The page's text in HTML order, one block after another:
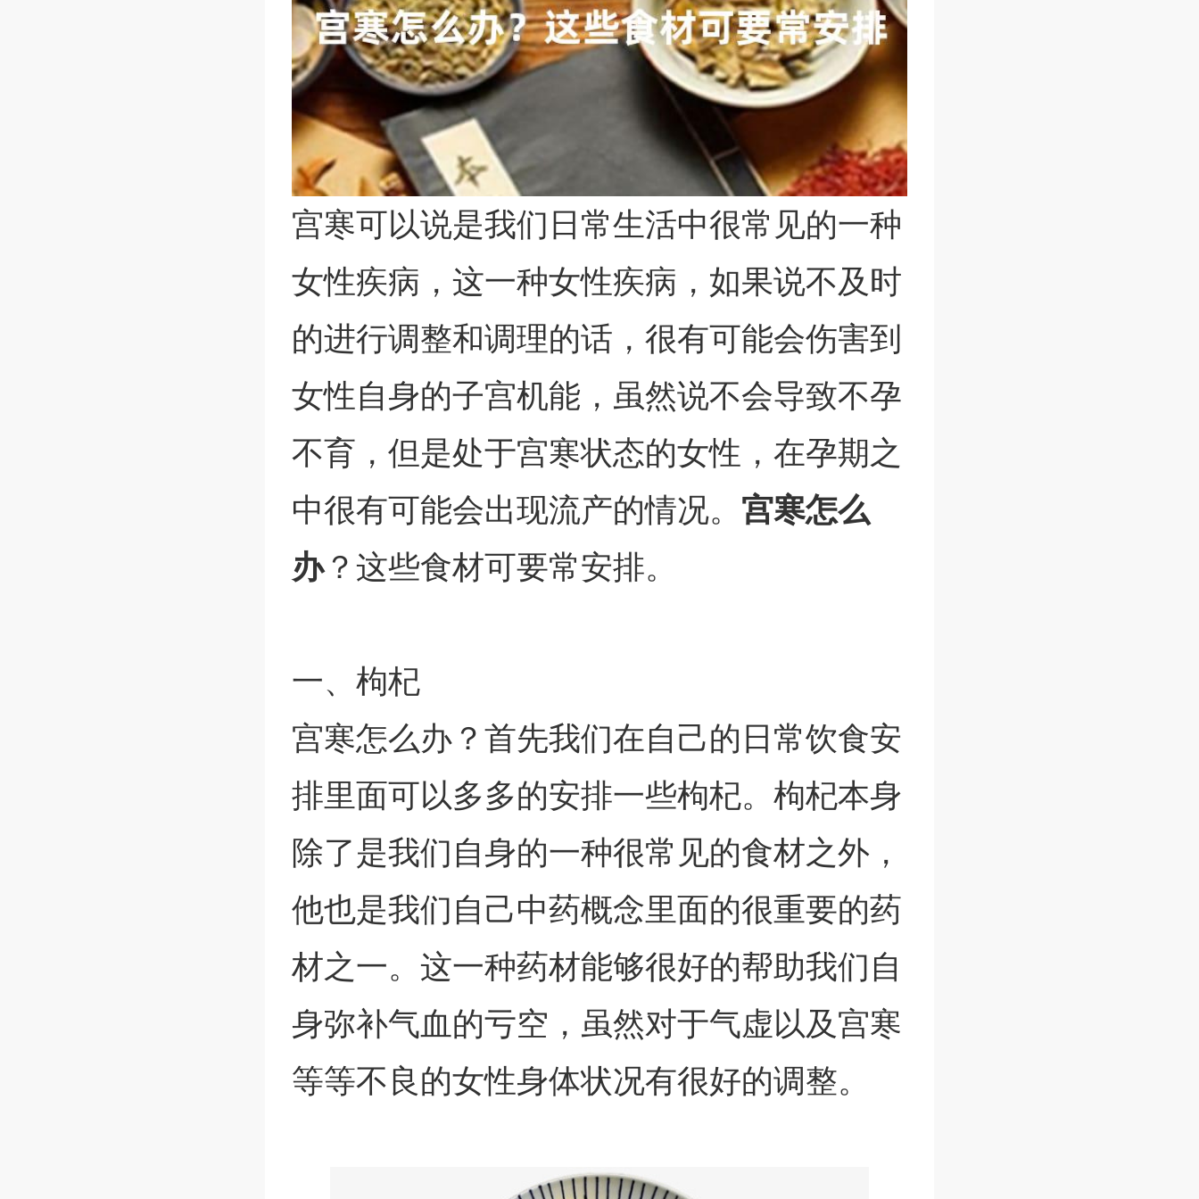
宫寒可以说是我们日常生活中很常见的一种
女性疾病，这一种女性疾病，如果说不及时
的进行调整和调理的话，很有可能会伤害到
女性自身的子宫机能，虽然说不会导致不孕
不育，但是处于宫寒状态的女性，在孕期之
中很有可能会出现流产的情况。 宫寒怎么
办？这些食材可要常安排。
一、枸杞
宫寒怎么办？首先我们在自己的日常饮食安
排里面可以多多的安排一些枸杞。枸杞本身
除了是我们自身的一种很常见的食材之外，
他也是我们自己中药概念里面的很重要的药
材之一。这一种药材能够很好的帮助我们自
身弥补气血的亏空，虽然对于气虚以及宫寒
等等不良的女性身体状况有很好的调整。